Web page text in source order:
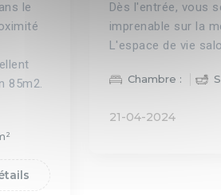
le
85m2.
Dès l'entrée, vous
imprenable sur la
L'espace de vie
Chambre :
21-04-2024